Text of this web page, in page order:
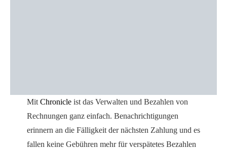
Mit Chronicleist das Verwalten und Bezahlen von
Rechnungen ganz einfach. Benachrichtigungen
erinnern an die Fälligkeit der nächsten Zahlung und es
fallen keine Gebühren mehr für verspätetes Bezahlen